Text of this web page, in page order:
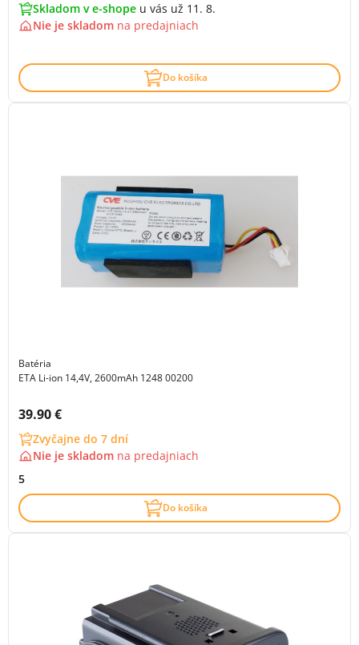
Skladom v e-shope u vás už 11. 8.
Nie je skladom na predajniach
Do košíka
Batéria
ETA Li-ion 14,4V, 2600mAh 1248 00200
Cena s DPH:
39.90 €
Zvyčajne do 7 dní
Nie je skladom na predajniach
5
Do košíka